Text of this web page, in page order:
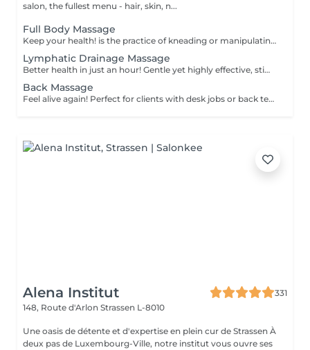
salon, the fullest menu - hair, skin, n...
Full Body Massage
Keep your health! is the practice of kneading or manipulating a person's muscles and other soft-tissue in order to reduce stress, reduce muscle pain, increase relaxation and improve the work of the immune system. Age restrictions: there are no age restrictions for this procedure. Post procedure recommendations: do not do sport and any sharp movements 2-3 hours after the procedure. Frequency: 1-2 times per week, 10 times in total. Repeat once in 3-6 months.
Lymphatic Drainage Massage
Better health in just an hour! Gentle yet highly effective, stimulates the body's lymphatic system to flush out toxins, reduce swelling, and enhance immunity. This technique uses light, rhythmic strokes to encourage natural drainage, making it perfect for reducing bloating, post-surgery care, and improving skin tone. A go-to for detox and wellness. Age restrictions: there are no age restrictions for this procedure. Post procedure recommendations: do not do sport and any sharp movements 2-3 hours after the procedure. Frequency: 1-2 times per week, 10 times in total. Repeat once in 3-6 months.
Back Massage
Feel alive again! Perfect for clients with desk jobs or back tension, focuses on relieving stress, tightness, and knots in the back and shoulders. Whether you suffer from chronic back pain or occasional tension, this treatment provides targeted relief and improved posture. Cupping therapy is an ancient healing technique that uses special cups to create gentle suction on the skin. This suction promotes blood flow, relieves muscle tension, reduces inflammation, and supports deep relaxation. The treatment can help release toxins, improve circulation, and ease chronic pain or stiffness. Age restrictions: there are no age restrictions for this procedure. Post procedure recommendations: do not do sport and any sharp movements for 2-3 hours after the procedure. Frequency: 1-2 times per week, 10 times in total. Repeat once in 3-6 months.
Alena Institut
331
148, Route d'Arlon Strassen L-8010
Une oasis de détente et d'expertise en plein cur de Strassen À
deux pas de Luxembourg-Ville, notre institut vous ouvre ses